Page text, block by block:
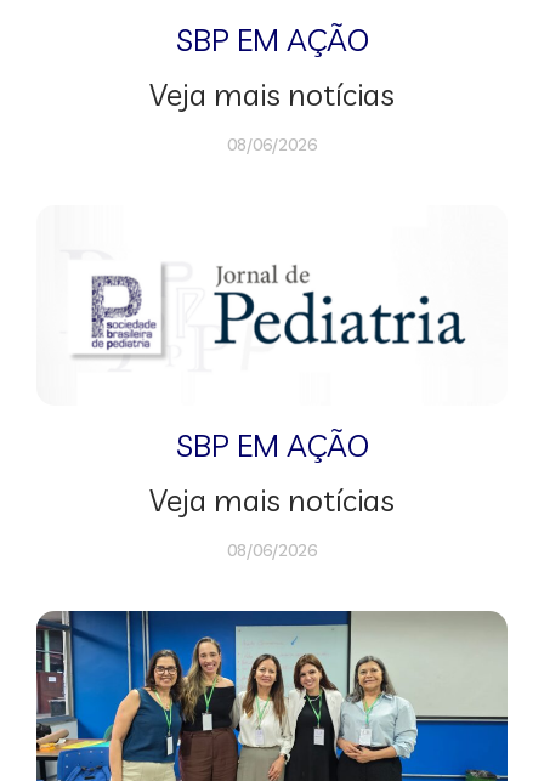
SBP EM AÇÃO
Veja mais notícias
08/06/2026
SBP EM AÇÃO
Veja mais notícias
08/06/2026